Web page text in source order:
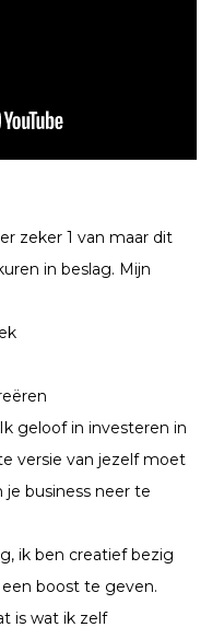
zeker 1 van maar dit
in beslag. Mijn
geloof in investeren in
versie van jezelf moet
business neer te
ik ben creatief bezig
boost te geven.
is wat ik zelf